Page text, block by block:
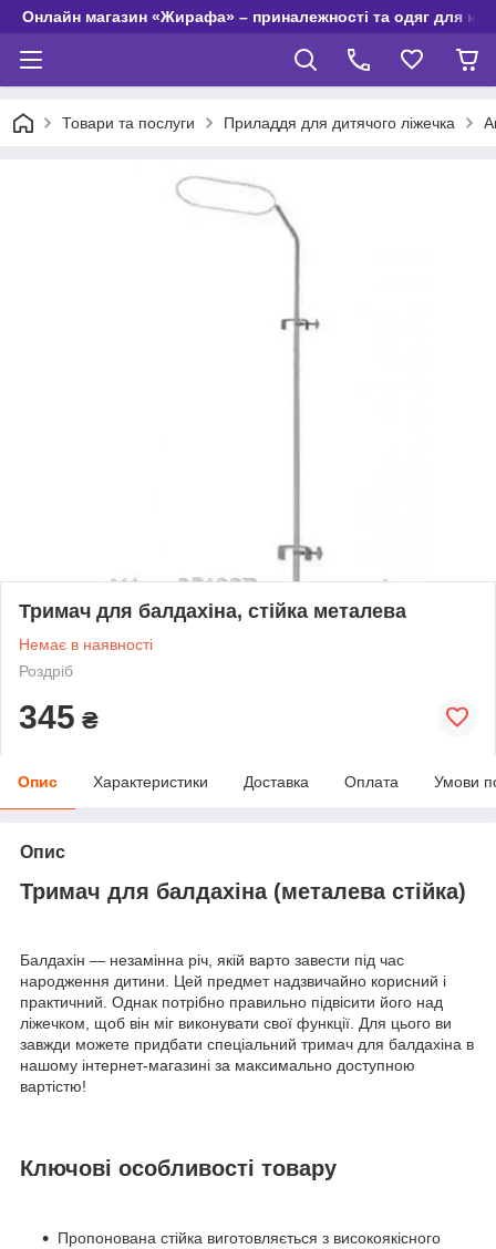
Онлайн магазин «Жирафа» – приналежності та одяг для
Товари та послуги Приладдя для дитячого ліжечка
Тримач для балдахіна, стійка металева
Немає в наявності
Роздріб
345 ₴
Опис Характеристики Доставка Оплата Умови
Опис
Тримач для балдахіна (металева стійка)
Балдахін — незамінна річ, якій варто завести під час
народження дитини. Цей предмет надзвичайно корисний і
практичний. Однак потрібно правильно підвісити його над
ліжечком, щоб він міг виконувати свої функції. Для цього ви
завжди можете придбати спеціальний тримач для балдахіна в
нашому інтернет-магазині за максимально доступною
вартістю!
Ключові особливості товару
Пропонована стійка виготовляється з високоякісного